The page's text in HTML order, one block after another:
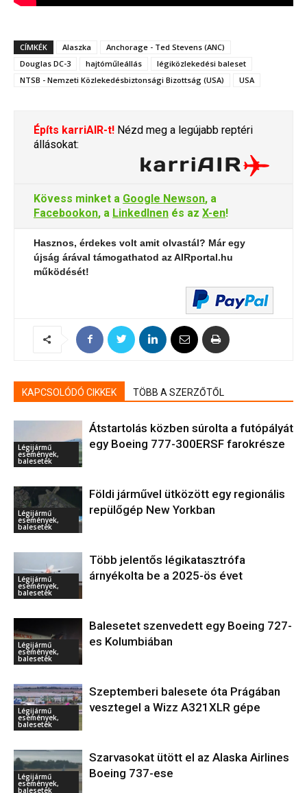
CÍMKÉK Alaszka
Anchorage - Ted Stevens (ANC)
Douglas DC-3
hajtóműleállás
légiközlekedési baleset
NTSB - Nemzeti Közlekedésbiztonsági Bizottság (USA)
USA
Építs karriAIR-t! Nézd meg a legújabb reptéri
állásokat:
Kövess minket a Google Newson, a
Facebookon, a LinkedInen és az X-en!
Hasznos, érdekes volt amit olvastál? Már egy
újság árával támogathatod az AIRportal.hu
működését!
KAPCSOLÓDÓ CIKKEK TÖBB A SZERZŐTŐL
Légijármű
események,
balesetek
Átstartolás közben súrolta a futópályát
egy Boeing 777-300ERSF farokrésze
Légijármű
események,
balesetek
Földi járművel ütközött egy regionális
repülőgép New Yorkban
Légijármű
események,
balesetek
Több jelentős légikatasztrófa
árnyékolta be a 2025-ös évet
Légijármű
események,
balesetek
Balesetet szenvedett egy Boeing 727-
es Kolumbiában
Légijármű
események,
balesetek
Szeptemberi balesete óta Prágában
vesztegel a Wizz A321XLR gépe
Légijármű
események,
balesetek
Szarvasokat ütött el az Alaska Airlines
Boeing 737-ese